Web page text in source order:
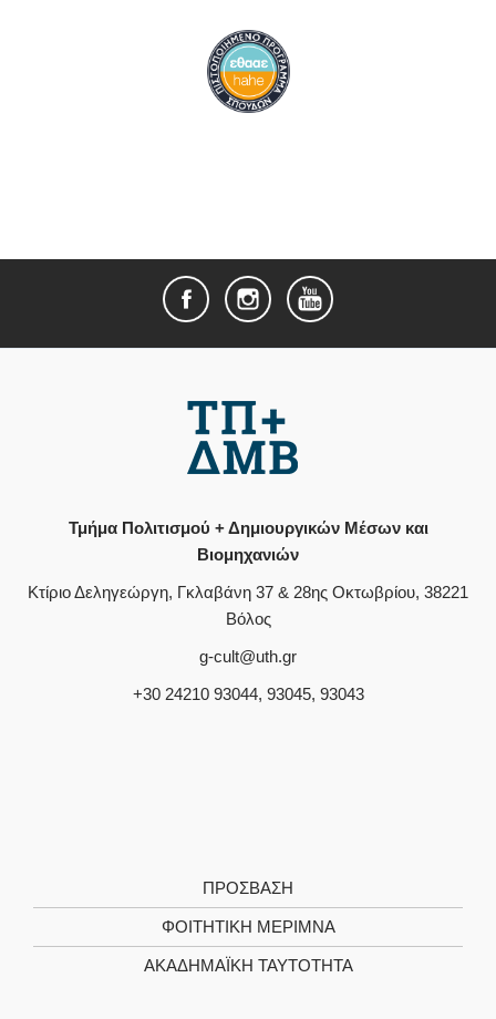
Τμήμα Πολιτισμού + Δημιουργικών Μέσων και
Βιομηχανιών
Κτίριο Δεληγεώργη, Γκλαβάνη 37 & 28ης Οκτωβρίου, 38221
Βόλος
g-cult@uth.gr
+30 24210 93044, 93045, 93043
ΠΡΌΣΒΑΣΗ
ΦΟΙΤΗΤΙΚΉ ΜΈΡΙΜΝΑ
ΑΚΑΔΗΜΑΪΚΉ ΤΑΥΤΌΤΗΤΑ